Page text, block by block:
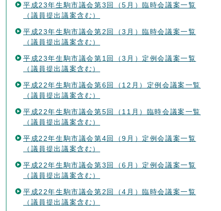
平成23年生駒市議会第3回（5月）臨時会議案一覧
（議員提出議案含む）
平成23年生駒市議会第2回（3月）臨時会議案一覧
（議員提出議案含む）
平成23年生駒市議会第1回（3月）定例会議案一覧
（議員提出議案含む）
平成22年生駒市議会第6回（12月）定例会議案一覧
（議員提出議案含む）
平成22年生駒市議会第5回（11月）臨時会議案一覧
（議員提出議案含む）
平成22年生駒市議会第4回（9月）定例会議案一覧
（議員提出議案含む）
平成22年生駒市議会第3回（6月）定例会議案一覧
（議員提出議案含む）
平成22年生駒市議会第2回（4月）臨時会議案一覧
（議員提出議案含む）